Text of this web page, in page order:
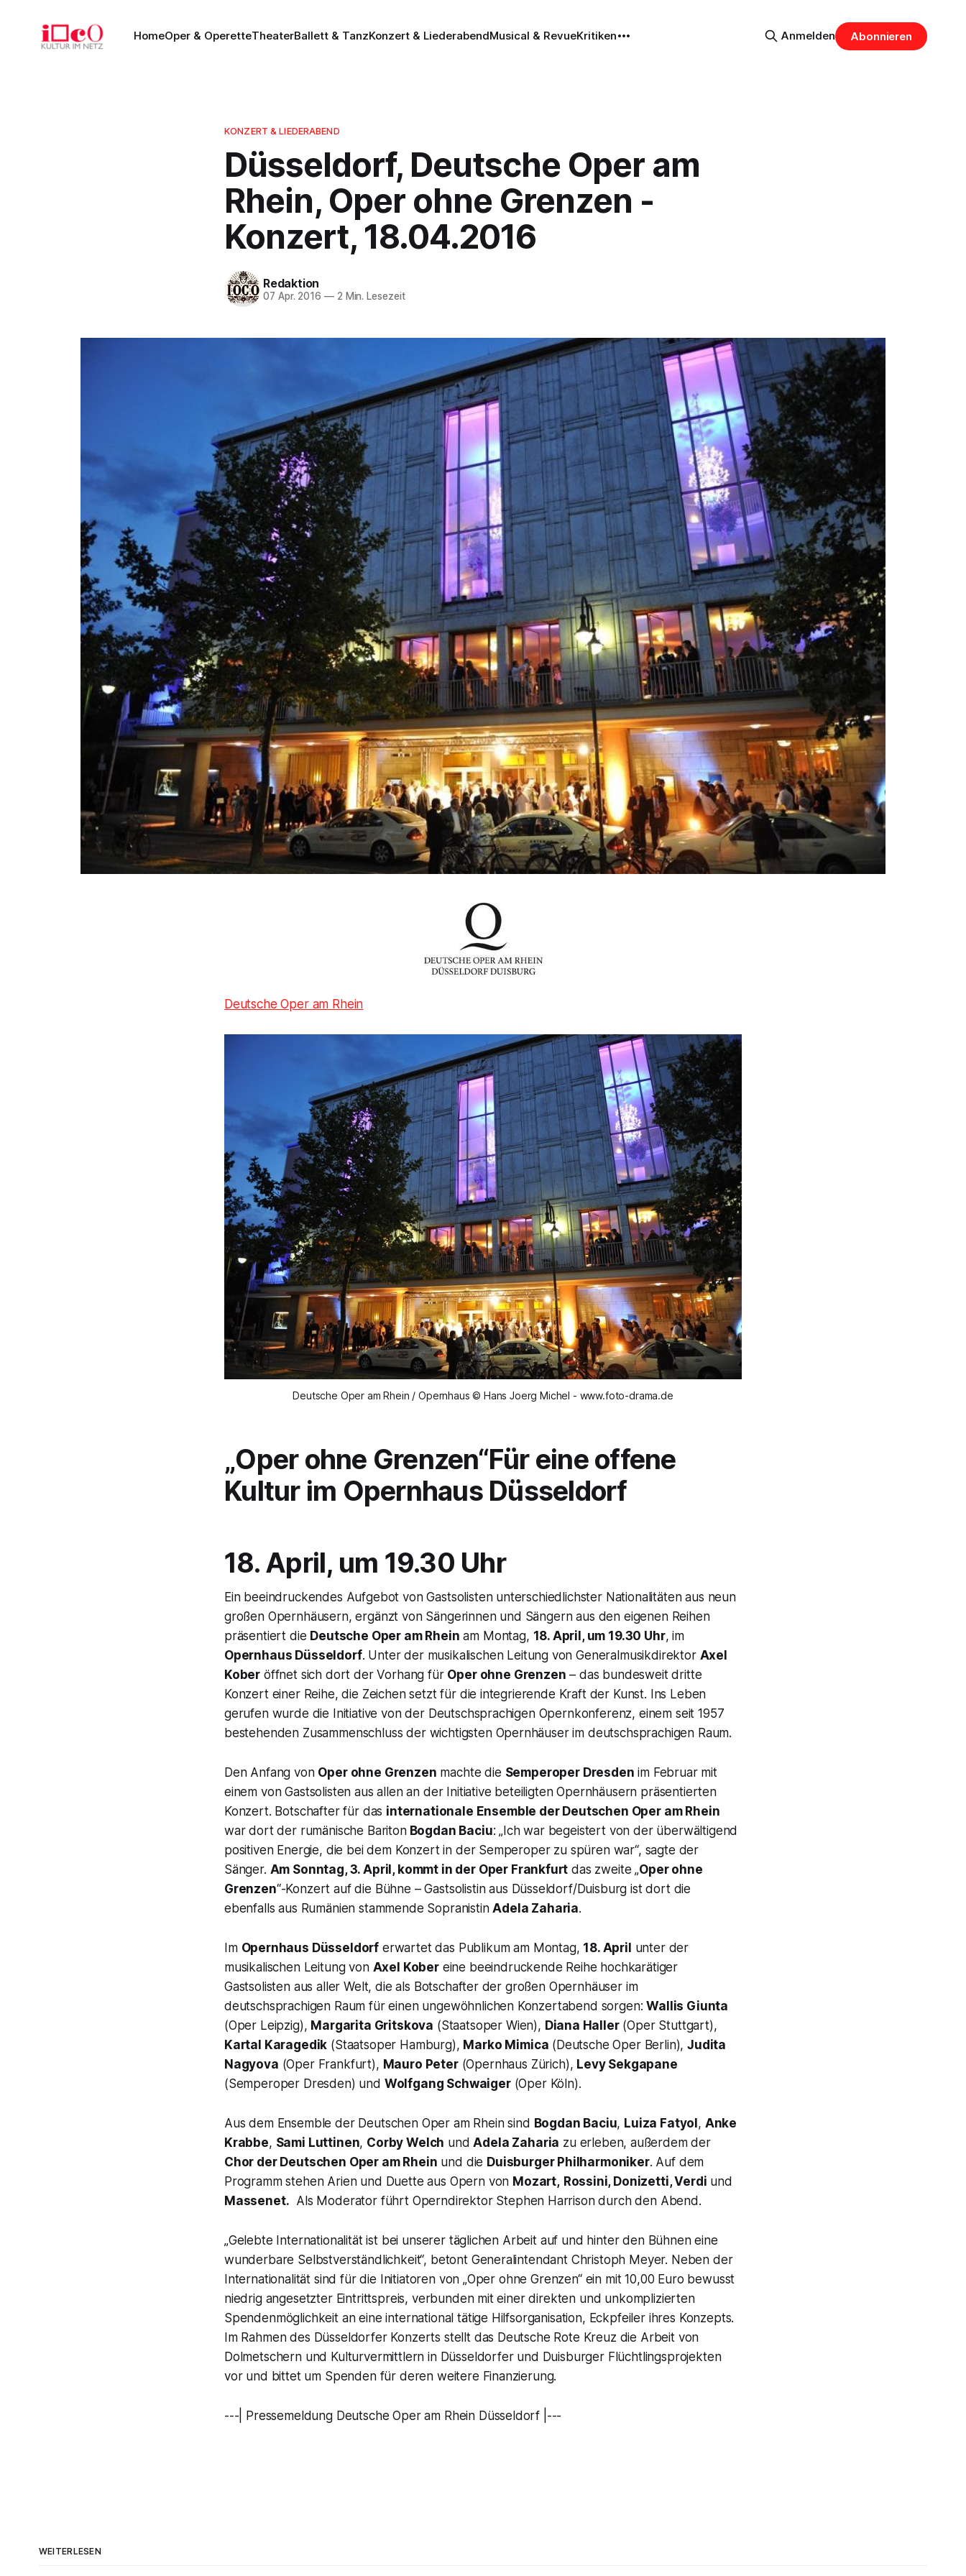
HomeOper & OperetteTheaterBallett & TanzKonzert & LiederabendMusical & RevueKritiken Anmelden Abonnieren
KONZERT & LIEDERABEND
Düsseldorf, Deutsche Oper am
Rhein, Oper ohne Grenzen -
Konzert, 18.04.2016
Redaktion
07 Apr. 2016 —2 Min. Lesezeit
Deutsche Oper am Rhein
Deutsche Oper am Rhein / Opernhaus © Hans Joerg Michel - www.foto-drama.de
„Oper ohne Grenzen“Für eine offene
Kultur im Opernhaus Düsseldorf
18. April, um 19.30 Uhr
Ein beeindruckendes Aufgebot von Gastsolisten unterschiedlichster Nationalitäten aus neun
großen Opernhäusern, ergänzt von Sängerinnen und Sängern aus den eigenen Reihen
präsentiert die Deutsche Oper am Rhein am Montag, 18. April, um 19.30 Uhr, im
Opernhaus Düsseldorf. Unter der musikalischen Leitung von Generalmusikdirektor Axel
Kober öffnet sich dort der Vorhang für Oper ohne Grenzen – das bundesweit dritte
Konzert einer Reihe, die Zeichen setzt für die integrierende Kraft der Kunst. Ins Leben
gerufen wurde die Initiative von der Deutschsprachigen Opernkonferenz, einem seit 1957
bestehenden Zusammenschluss der wichtigsten Opernhäuser im deutschsprachigen Raum.
Den Anfang von Oper ohne Grenzen machte die Semperoper Dresden im Februar mit
einem von Gastsolisten aus allen an der Initiative beteiligten Opernhäusern präsentierten
Konzert. Botschafter für das internationale Ensemble der Deutschen Oper am Rhein
war dort der rumänische BaritonBogdan Baciu: „Ich war begeistert von der überwältigend
positiven Energie, die bei dem Konzert in der Semperoper zu spüren war“, sagte der
Sänger. Am Sonntag, 3. April, kommt in der Oper Frankfurt das zweite „Oper ohne
Grenzen“-Konzert auf die Bühne – Gastsolistin aus Düsseldorf/Duisburg ist dort die
ebenfalls aus Rumänien stammende SopranistinAdela Zaharia.
Im Opernhaus Düsseldorf erwartet das Publikum am Montag, 18. April unter der
musikalischen Leitung von Axel Kobereine beeindruckende Reihe hochkarätiger
Gastsolisten aus aller Welt, die als Botschafter der großen Opernhäuser im
deutschsprachigen Raum für einen ungewöhnlichen Konzertabend sorgen:Wallis Giunta
(Oper Leipzig), Margarita Gritskova (Staatsoper Wien), Diana Haller(Oper Stuttgart),
Kartal Karagedik (Staatsoper Hamburg), Marko Mimica (Deutsche Oper Berlin),Judita
Nagyova (Oper Frankfurt), Mauro Peter(Opernhaus Zürich), Levy Sekgapane
(Semperoper Dresden) und Wolfgang Schwaiger(Oper Köln).
Aus dem Ensemble der Deutschen Oper am Rhein sind Bogdan Baciu, Luiza Fatyol, Anke
Krabbe, Sami Luttinen, Corby Welch undAdela Zaharia zu erleben, außerdem der
Chor der Deutschen Oper am Rhein und die Duisburger Philharmoniker. Auf dem
Programm stehen Arien und Duette aus Opern von Mozart, Rossini, Donizetti, Verdi und
Massenet. Als Moderator führt Operndirektor Stephen Harrison durch den Abend.
„Gelebte Internationalität ist bei unserer täglichen Arbeit auf und hinter den Bühnen eine
wunderbare Selbstverständlichkeit“, betont Generalintendant Christoph Meyer. Neben der
Internationalität sind für die Initiatoren von „Oper ohne Grenzen“ ein mit 10,00 Euro bewusst
niedrig angesetzter Eintrittspreis, verbunden mit einer direkten und unkomplizierten
Spendenmöglichkeit an eine international tätige Hilfsorganisation, Eckpfeiler ihres Konzepts.
Im Rahmen des Düsseldorfer Konzerts stellt das Deutsche Rote Kreuz die Arbeit von
Dolmetschern und Kulturvermittlern in Düsseldorfer und Duisburger Flüchtlingsprojekten
vor und bittet um Spenden für deren weitere Finanzierung.
---| Pressemeldung Deutsche Oper am Rhein Düsseldorf |---
WEITERLESEN